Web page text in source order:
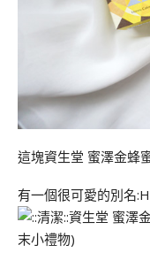
這塊資生堂 蜜澤金蜂
有一個很可愛的別名